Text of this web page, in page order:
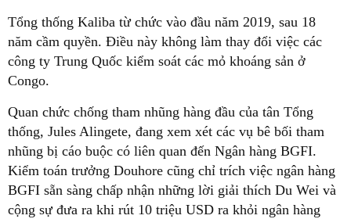
Tổng thống Kaliba từ chức vào đầu năm 2019, sau 18
năm cầm quyền. Điều này không làm thay đổi việc các
công ty Trung Quốc kiểm soát các mỏ khoáng sản ở
Congo.
Quan chức chống tham nhũng hàng đầu của tân Tổng
thống, Jules Alingete, đang xem xét các vụ bê bối tham
nhũng bị cáo buộc có liên quan đến Ngân hàng BGFI.
Kiểm toán trưởng Douhore cũng chỉ trích việc ngân hàng
BGFI sẵn sàng chấp nhận những lời giải thích Du Wei và
cộng sự đưa ra khi rút 10 triệu USD ra khỏi ngân hàng